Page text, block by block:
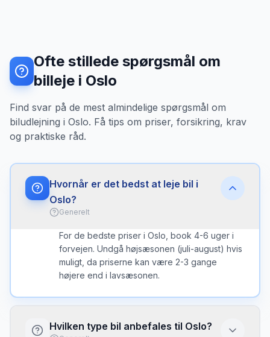
Ofte stillede spørgsmål om
billeje i Oslo
Find svar på de mest almindelige spørgsmål om
biludlejning i Oslo. Få tips om priser, forsikring, krav
og praktiske råd.
Hvornår er det bedst at leje bil i
Oslo?
Generelt
For de bedste priser i Oslo, book 4-6 uger i
forvejen. Undgå højsæsonen (juli-august) hvis
muligt, da priserne kan være 2-3 gange
højere end i lavsæsonen.
Hvilken type bil anbefales til Oslo?